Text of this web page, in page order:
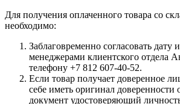
Для получения оплаченного товара со
необходимо:
Заблаговременно согласовать дату
менеджерами клиентского отдела
телефону +7 812 607-40-52.
Если товар получает доверенное
себе иметь оригинал доверенности
документ удостоверяющий